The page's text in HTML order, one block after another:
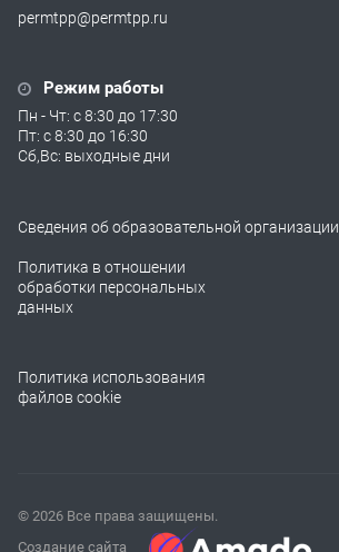
permtpp@permtpp.ru
Режим работы
Пн - Чт: с 8:30 до 17:30
Пт: с 8:30 до 16:30
Сб,Вс: выходные дни
Сведения об образовательной организации
Политика в отношении
обработки персональных
данных
Политика использования
файлов cookie
© 2026 Все права защищены.
Создание сайта